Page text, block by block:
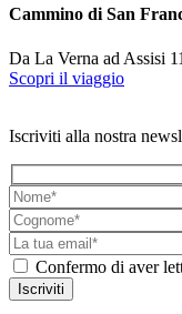
Cammino di San
Da La Verna ad Assisi
Scopri il viaggio
Iscriviti alla nostra
Confermo di aver